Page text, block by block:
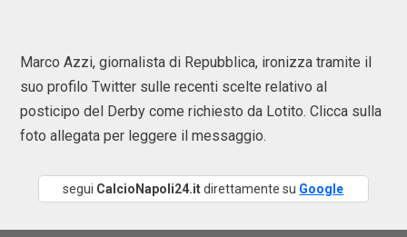
Marco Azzi, giornalista di Repubblica, ironizza tramite il
suo profilo Twitter sulle recenti scelte relativo al
posticipo del Derby come richiesto da Lotito. Clicca sulla
foto allegata per leggere il messaggio.
segui CalcioNapoli24.itdirettamente su Google